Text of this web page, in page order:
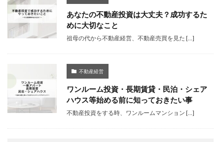
あなたの不動産投資は大丈夫？成功するた
めに大切なこと
祖母の代から不動産経営、不動産売買を見た […]
不動産経営
ワンルーム投資・長期賃貸・民泊・シェア
ハウス等始める前に知っておきたい事
不動産投資をする時、ワンルームマンション […]